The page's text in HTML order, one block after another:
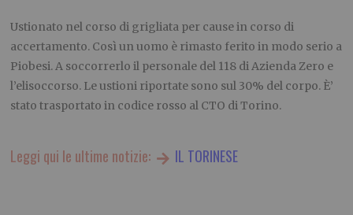
Ustionato nel corso di grigliata per cause in corso di
accertamento. Così un uomo è rimasto ferito in modo serio a
Piobesi. A soccorrerlo il personale del 118 di Azienda Zero e
l’elisoccorso. Le ustioni riportate sono sul 30% del corpo. È’
stato trasportato in codice rosso al CTO di Torino.
Leggi qui le ultime notizie: IL TORINESE